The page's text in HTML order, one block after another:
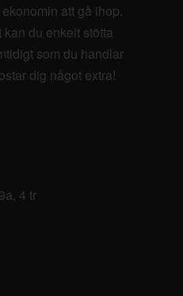
att gå ihop.
du enkelt stötta
som du handlar
dig något extra!
4 tr